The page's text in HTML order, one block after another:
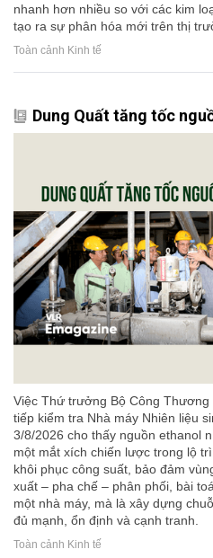
nhanh hơn nhiều so với các kim
tạo ra sự phân hóa mới trên thị
Toàn cảnh Kinh tế
Dung Quất tăng tốc
Việc Thứ trưởng Bộ Công
tiếp kiểm tra Nhà máy Nhiên liệu
3/8/2026 cho thấy nguồn ethanol
một mắt xích chiến lược trong lộ
khôi phục công suất, bảo đảm
xuất – pha chế – phân phối, bài
một nhà máy, mà là xây dựng
đủ mạnh, ổn định và cạnh tranh.
Toàn cảnh Kinh tế